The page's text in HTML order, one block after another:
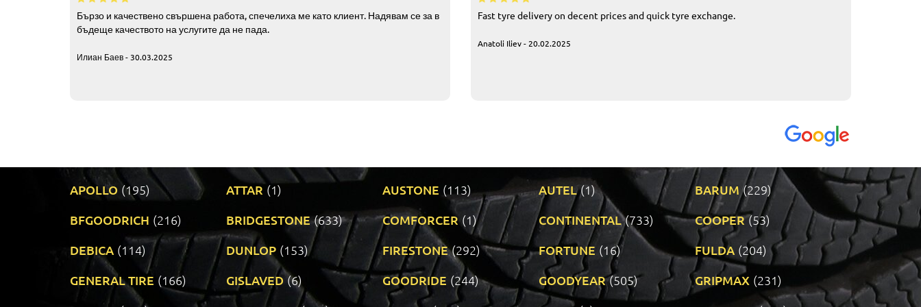
Бързо и качествено свършена работа, спечелиха ме като клиент. Надявам се за в
бъдеще качеството на услугите да не пада.
Илиан Баев - 30.03.2025
Fast tyre delivery on decent prices and quick tyre exchange.
Anatoli Iliev - 20.02.2025
APOLLO (195) ATTAR (1) AUSTONE (113) AUTEL (1) BARUM (229)
BFGOODRICH (216) BRIDGESTONE (633) COMFORCER (1) CONTINENTAL (733) COOPER (53)
DEBICA (114) DUNLOP (153) FIRESTONE (292) FORTUNE (16) FULDA (204)
GENERAL TIRE (166) GISLAVED (6) GOODRIDE (244) GOODYEAR (505) GRIPMAX (231)